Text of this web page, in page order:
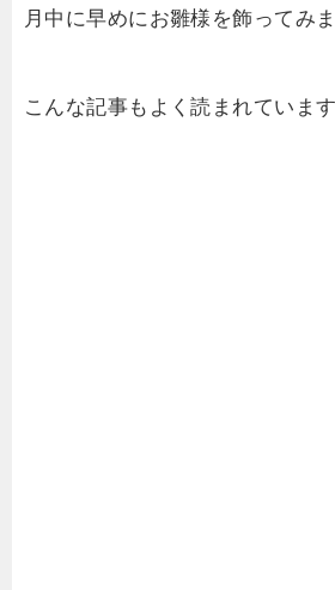
月中に早めにお雛様を飾ってみ
こんな記事もよく読まれています